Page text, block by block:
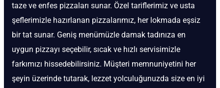
taze ve enfes pizzaları sunar. Özel tariflerimiz ve usta
şeflerimizle hazırlanan pizzalarımız, her lokmada eşsiz
bir tat sunar. Geniş menümüzle damak tadınıza en
uygun pizzayı seçebilir, sıcak ve hızlı servisimizle
farkımızı hissedebilirsiniz. Müşteri memnuniyetini her
şeyin üzerinde tutarak, lezzet yolculuğunuzda size en iyi